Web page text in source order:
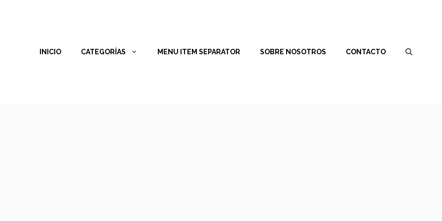
INICIO CATEGORÍAS MENU ITEM SEPARATOR SOBRE NOSOTROS CONTACTO